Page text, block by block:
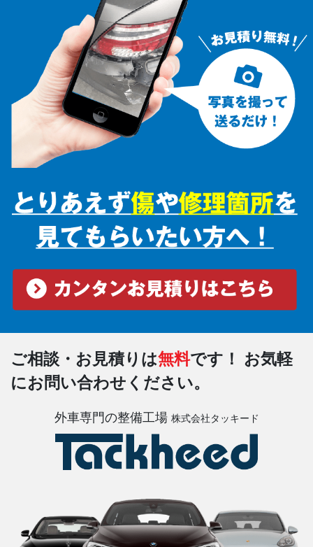
ご相談・お見積りは無料です！
お気軽
にお問い合わせください。
外車専門の整備工場 株式会社タッキード